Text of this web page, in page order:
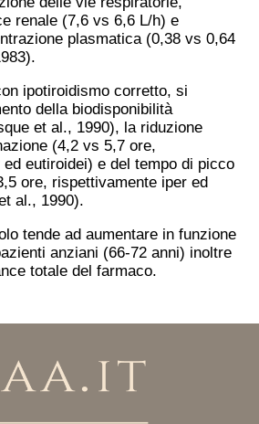
renale (7,6 vs 6,6 L/h) e
plasmatica (0,38 vs 0,64
ipotiroidismo corretto, si
della biodisponibilità
et al., 1990), la riduzione
(4,2 vs 5,7 ore,
eutiroidei) e del tempo di picco
ore, rispettivamente iper ed
al., 1990).
tende ad aumentare in funzione
anziani (66-72 anni) inoltre
totale del farmaco.